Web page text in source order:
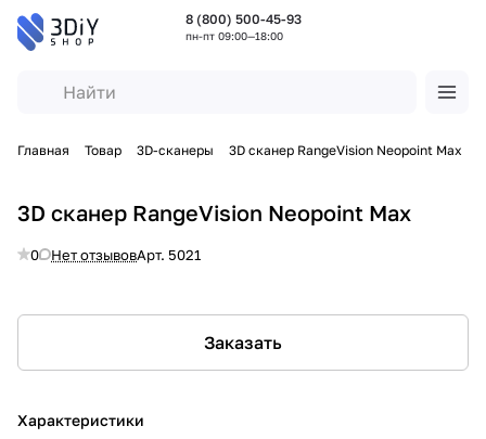
8 (800) 500-45-93
пн-пт 09:00—18:00
Главная Товар 3D-сканеры 3D сканер RangeVision Neopoint Max
3D сканер RangeVision Neopoint Max
0 Нет отзывовАрт. 5021
Заказать
Характеристики